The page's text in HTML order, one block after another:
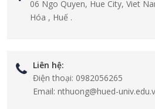
06 Ngo Quyen, Hue City, Viet
Hóa , Huế .
Liên hệ:
Điện thoại: 0982056265
Email: nthuong@hued-